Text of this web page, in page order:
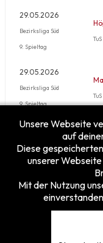
29.05.2026
Bezirksliga Süd
9. Spieltag
29.05.2026
Bezirksliga Süd
9. Spieltag
Mehr …
Besucherzähler
Heute
Unsere Webseite
auf
Diese
unserer
Mit der Nutzung